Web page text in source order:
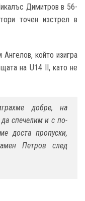
Димитров в 56-
точен изстрел в
който изигра
на U14 II, като не
добре, на
спечелим и с по-
доста пропуски,
Петров след